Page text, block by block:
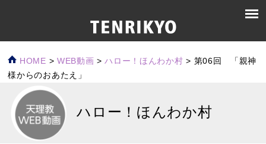
HOME > WEB動画 >ハロー！ほんわか村 > 第06回 「親神
様からのおあたえ」
ハロー！ほんわか村